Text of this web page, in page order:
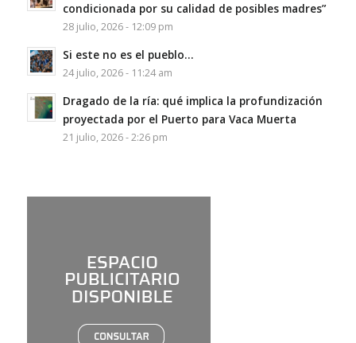
condicionada por su calidad de posibles madres”
28 julio, 2026 - 12:09 pm
Si este no es el pueblo…
24 julio, 2026 - 11:24 am
Dragado de la ría: qué implica la profundización
proyectada por el Puerto para Vaca Muerta
21 julio, 2026 - 2:26 pm